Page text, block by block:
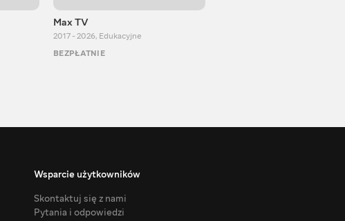
Max TV
2017 - 2026, Edukacyjne
BEZPŁATNIE
Wsparcie użytkowników
Skontaktuj się z nami
Pytania i odpowiedzi